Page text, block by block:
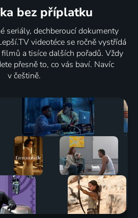
bez příplatku
seriály, dechberoucí dokumenty
videotéce se ročně vystřídá
a tisíce dalších pořadů. Vždy
přesně to, co vás baví. Navíc
v češtině.